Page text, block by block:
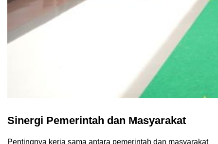
Sinergi Pemerintah dan Masyarakat
Pentingnya kerja sama antara pemerintah dan masyarakat